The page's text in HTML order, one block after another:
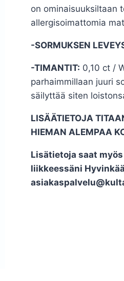
on ominaisuuksiltaan
allergisoimattomia
-SORMUKSEN
-TIMANTIT: 0,10 ct /
parhaimmillaan juuri
säilyttää siten
LISÄÄTIETOJA
HIEMAN ALEMPAA
Lisätietoja saat
liikkeessäni